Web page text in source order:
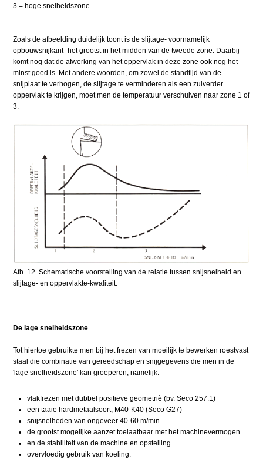
3 = hoge snelheidszone
Zoals de afbeelding duidelijk toont is de slijtage- voornamelijk
opbouwsnijkant- het grootst in het midden van de tweede zone. Daarbij
komt nog dat de afwerking van het oppervlak in deze zone ook nog het
minst goed is. Met andere woorden, om zowel de standtijd van de
snijplaat te verhogen, de slijtage te verminderen als een zuiverder
oppervlak te krijgen, moet men de temperatuur verschuiven naar zone 1 of
3.
Afb. 12. Schematische voorstelling van de relatie tussen snijsnelheid en
slijtage- en oppervlakte-kwaliteit.
De lage snelheidszone
Tot hiertoe gebruikte men bij het frezen van moeilijk te bewerken roestvast
staal die combinatie van gereedschap en snijgegevens die men in de
'lage snelheidszone' kan groeperen, namelijk:
vlakfrezen met dubbel positieve geometriè (bv. Seco 257.1)
een taaie hardmetaalsoort, M40-K40 (Seco G27)
snijsnelheden van ongeveer 40-60 m/min
de grootst mogelijke aanzet toelaatbaar met het machinevermogen
en de stabiliteit van de machine en opstelling
overvloedig gebruik van koeling.